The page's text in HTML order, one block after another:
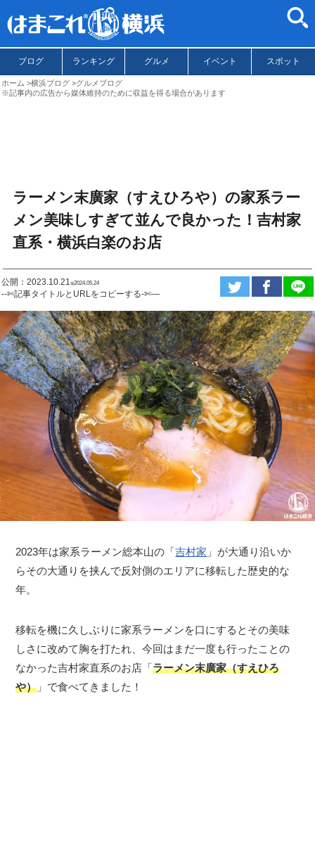
ブログ ランキング グルメ イベント スポット
ホーム 横浜ブログ
グルメブログ
※記事内の広告から媒体維持のために収益を得る場合があります
ラーメン末廣家（すえひろや）の家系ラー
メン美味しすぎて並んで良かった！吉村家
直系・横浜白楽のお店
公開：2023.10.21ಇ2024.05.24
--✄記事タイトルとURLをコピーする-✄—
2023年は家系ラーメン総本山の「吉村家 」が大通り沿いか
らその大通りを挟んで反対側のエリアに移転した歴史的な
年。
移転を機に久しぶりに家系ラーメンを口にするとその美味
しさに改めて胸を打たれ、今回はまだ一度も行ったことの
なかった吉村家直系のお店「ラーメン末廣家（すえひろ
や） 」で食べてきました！